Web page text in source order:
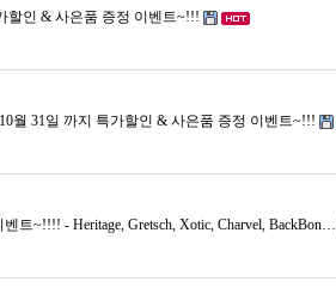
할인 & 사은품 증정 이벤트~!!!
월 31일 까지 특가할인 & 사은품 증정 이벤트~!!!
트~!!!! - Heritage, Gretsch, Xotic, Charvel, BackBon…